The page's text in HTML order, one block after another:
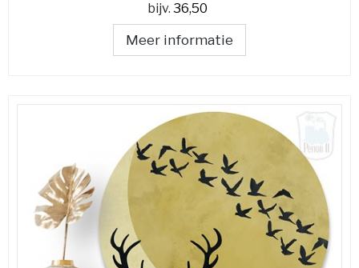
bijv. 36,50
Meer informatie